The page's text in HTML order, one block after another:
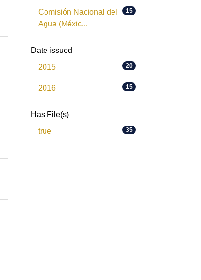
15
Comisión Nacional del
Agua (Méxic...
Date issued
20
2015
15
2016
Has File(s)
35
true